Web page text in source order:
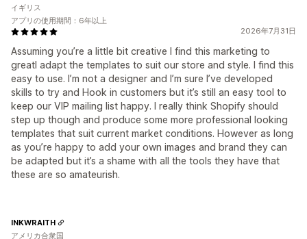
2026年7月31日
Assuming you’re a little bit creative I find this marketing to
greatI adapt the templates to suit our store and style. I find this
easy to use. I’m not a designer and I’m sure I’ve developed
skills to try and Hook in customers but it’s still an easy tool to
keep our VIP mailing list happy. I really think Shopify should
step up though and produce some more professional looking
templates that suit current market conditions. However as long
as you’re happy to add your own images and brand they can
be adapted but it’s a shame with all the tools they have that
these are so amateurish.
イギリス
アプリの使用期間：6年以上
INKWRAITH
アメリカ合衆国